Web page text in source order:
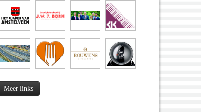
Meer links